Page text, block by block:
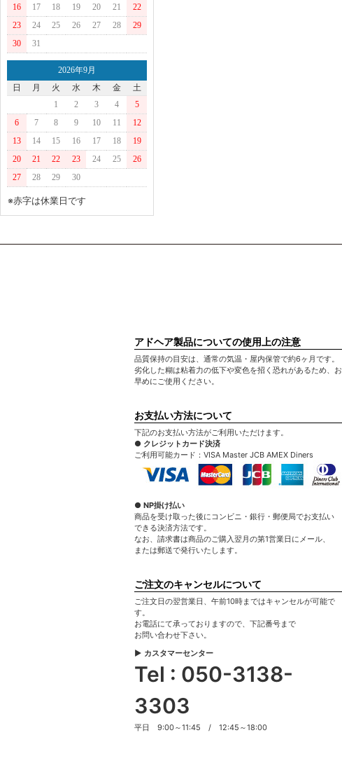
16
17 18 19 20 21
22
23
24 25 26 27 28
29
30
31
2026年9月
日
月 火 水 木 金
土
1
2 3 4
5
6
7 8 9 10 11
12
13
14 15 16 17 18
19
20
21 22 23 24 25
26
27
28 29 30
※赤字は休業日です
アドヘア製品についての使用上の注意
品質保持の目安は、通常の気温・屋内保管で約6ヶ月です。
劣化した糊は粘着力の低下や変色を招く恐れがあるため、お
早めにご使用ください。
お支払い方法について
下記のお支払い方法がご利用いただけます。
● クレジットカード決済
ご利用可能カード：VISA Master JCB AMEX Diners
● NP掛け払い
商品を受け取った後にコンビニ・銀行・郵便局でお支払い
できる決済方法です。
なお、請求書は商品のご購入翌月の第1営業日にメール、
または郵送で発行いたします。
ご注文のキャンセルについて
ご注文日の翌営業日、午前10時まではキャンセルが可能で
す。
お電話にて承っておりますので、下記番号まで
お問い合わせ下さい。
▶ カスタマーセンター
Tel : 050-3138-
3303
平日 9:00～11:45 / 12:45～18:00